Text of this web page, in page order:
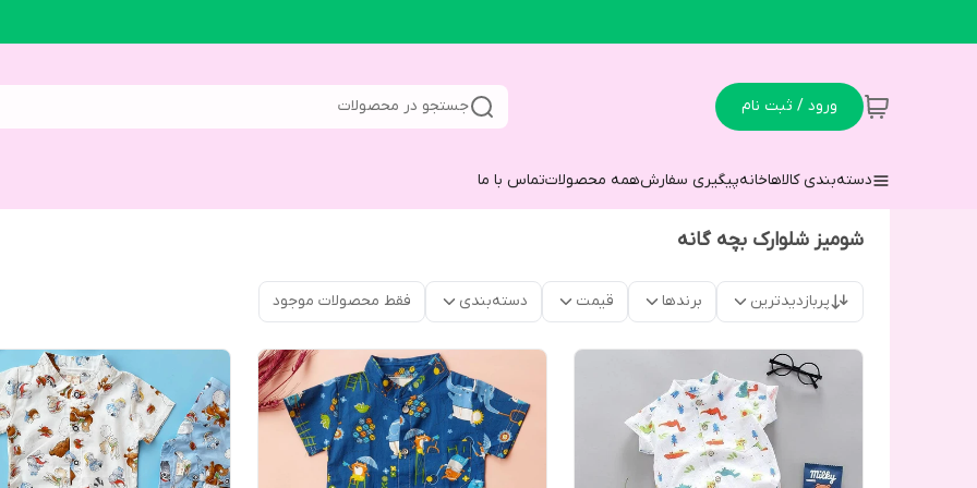
ورود / ثبت نام جستجو در محصولات
دسته‌بندی کالاهاخانهپیگیری سفارشهمه محصولاتتماس با ما
شومیز شلوارک بچه گانه
پربازدیدترین برندها قیمت دسته‌بندی فقط محصولات موجود